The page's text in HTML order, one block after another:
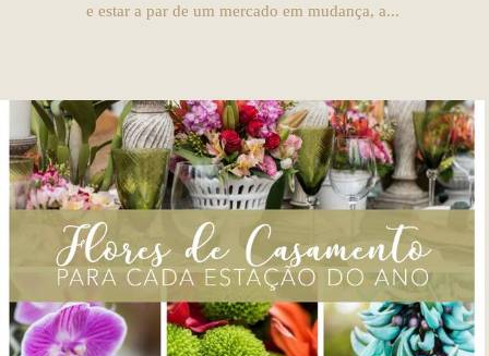
e estar a par de um mercado em mudança, a...